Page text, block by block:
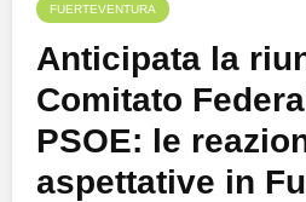
FUERTEVENTURA
Anticipata la
Comitato
PSOE: le
aspettative in